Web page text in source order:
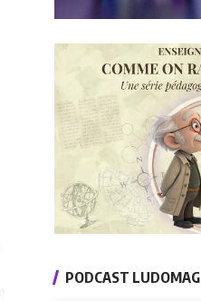
PODCAST LUDOMAG